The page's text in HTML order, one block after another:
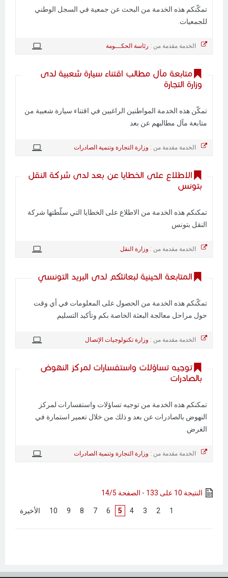
تمكّنكم هذه الخدمة من البحث عن جمعية في السجل الوطني
للجمعيات.
الخدمة مقدمة من : رئاسة الحكـــومة
متابعة مآل مطالب اقتناء سيارة شعبية لدى
وزارة التجارة
تمكّن هذه الخدمة المواطنين الراغبين في اقتناء سيارة شعبية من
متابعة مآل مطالبهم عن بعد
الخدمة مقدمة من : وزارة التجارة وتنمية الصادرات
الاطلاع على الخطايا عن بعد لدى شركة النقل
بتونس
تمكنكم هذه الخدمة من الاطلاع على الخطايا التي سلّطتها شركة
النقل بتونس
الخدمة مقدمة من : وزارة النقل
المتابعة الحينية لبعائثكم لدى البريد التونسي
تمكّنكم هذه الخدمة من الحصول على المعلومات في أي وقت
حول مراحل معالجة البعثة الخاصة بكم وتأكيد التسليم.
الخدمة مقدمة من : وزارة تكنولوجيات الإتصال
توجيه تساؤلات واستفسارات لمركز النهوض
بالصادرات
تمكنكم هذه الخدمة من توجيه تساؤلات واستفسارات لمركز
النهوض بالصادرات عن بعد و ذلك من خلال تعمير استمارة في
الغرض.
الخدمة مقدمة من : وزارة التجارة وتنمية الصادرات
النتيجة 10 على 133 - الصفحة 14/5
1
2
3
4
5
6
7
8
9
10 الأخيرة